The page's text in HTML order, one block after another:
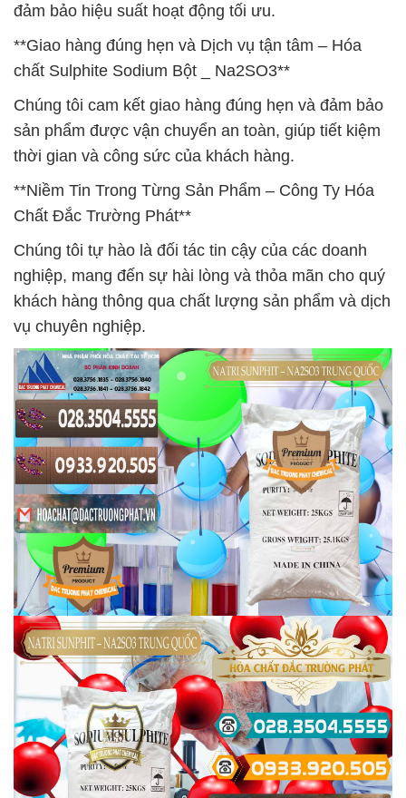
đảm bảo hiệu suất hoạt động tối ưu.
**Giao hàng đúng hẹn và Dịch vụ tận tâm – Hóa
chất Sulphite Sodium Bột _ Na2SO3**
Chúng tôi cam kết giao hàng đúng hẹn và đảm bảo
sản phẩm được vận chuyển an toàn, giúp tiết kiệm
thời gian và công sức của khách hàng.
**Niềm Tin Trong Từng Sản Phẩm – Công Ty Hóa
Chất Đắc Trường Phát**
Chúng tôi tự hào là đối tác tin cậy của các doanh
nghiệp, mang đến sự hài lòng và thỏa mãn cho quý
khách hàng thông qua chất lượng sản phẩm và dịch
vụ chuyên nghiệp.